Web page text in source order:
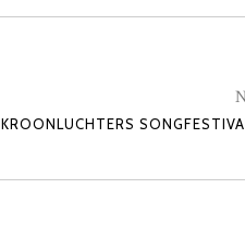
KROONLUCHTERS